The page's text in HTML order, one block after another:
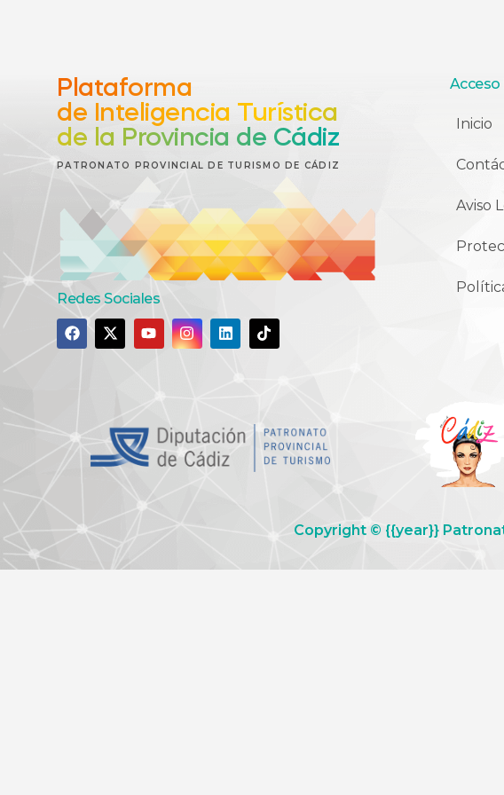
Plataforma
de Inteligencia Turística
de la Provincia de Cádiz
PATRONATO PROVINCIAL DE TURISMO DE CÁDIZ
Redes Sociales
Acceso
Inicio
Aviso
Copyright © {{year}}